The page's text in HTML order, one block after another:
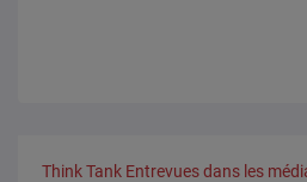
Think Tank Entrevues dans les